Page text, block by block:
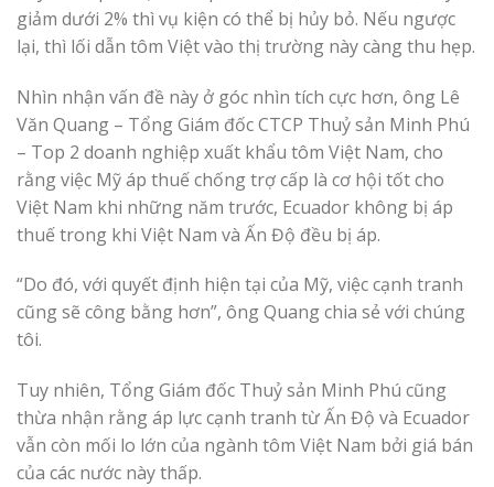
giảm dưới 2% thì vụ kiện có thể bị hủy bỏ. Nếu ngược
lại, thì lối dẫn tôm Việt vào thị trường này càng thu hẹp.
Nhìn nhận vấn đề này ở góc nhìn tích cực hơn, ông Lê
Văn Quang – Tổng Giám đốc CTCP Thuỷ sản Minh Phú
– Top 2 doanh nghiệp xuất khẩu tôm Việt Nam, cho
rằng việc Mỹ áp thuế chống trợ cấp là cơ hội tốt cho
Việt Nam khi những năm trước, Ecuador không bị áp
thuế trong khi Việt Nam và Ấn Độ đều bị áp.
“Do đó, với quyết định hiện tại của Mỹ, việc cạnh tranh
cũng sẽ công bằng hơn”, ông Quang chia sẻ với chúng
tôi.
Tuy nhiên, Tổng Giám đốc Thuỷ sản Minh Phú cũng
thừa nhận rằng áp lực cạnh tranh từ Ấn Độ và Ecuador
vẫn còn mối lo lớn của ngành tôm Việt Nam bởi giá bán
của các nước này thấp.